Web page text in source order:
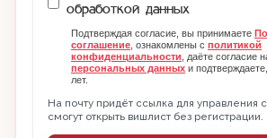
обработкой данных
Подтверждая согласие, вы принимаете
соглашение, ознакомлены с политикой
конфиденциальности, даёте согласие
персональных данных и
лет.
На почту придёт ссылка для управления
смогут открыть вишлист без регистрации.